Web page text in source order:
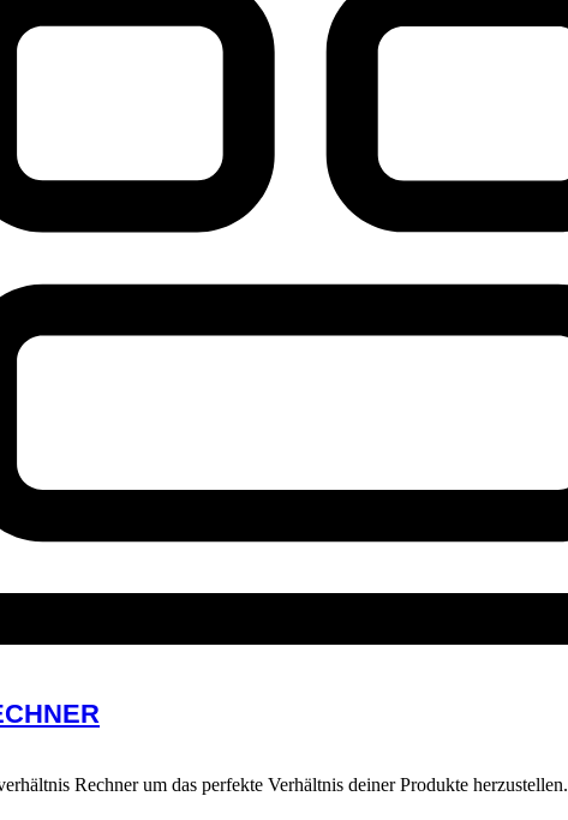
Rechner um das perfekte Verhältnis deiner Produkte herzustellen.